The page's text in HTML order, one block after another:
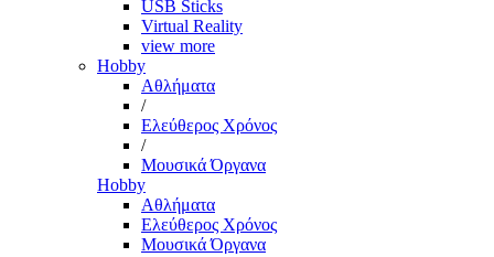
USB Sticks
Virtual Reality
view more
Hobby
Αθλήματα
/
Ελεύθερος Χρόνος
/
Μουσικά Όργανα
Hobby
Αθλήματα
Ελεύθερος Χρόνος
Μουσικά Όργανα